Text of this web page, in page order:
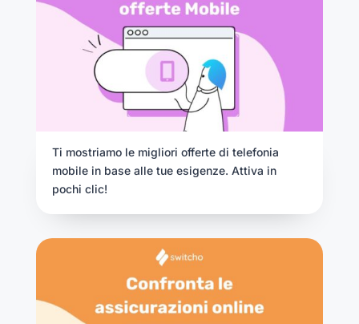
Ti mostriamo le migliori offerte di telefonia
mobile in base alle tue esigenze. Attiva in
pochi clic!